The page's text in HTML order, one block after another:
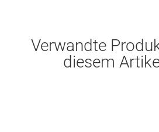
Verwandte
diesem